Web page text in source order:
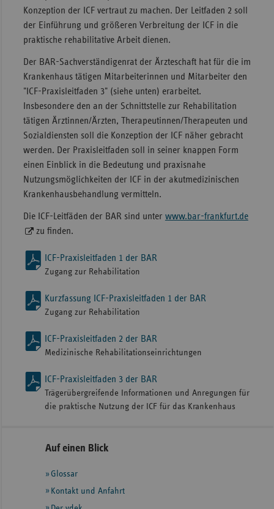
Konzeption der ICF vertraut zu machen. Der Leitfaden 2 soll
der Einführung und größeren Verbreitung der ICF in die
praktische rehabilitative Arbeit dienen.
Der BAR-Sachverständigenrat der Ärzteschaft hat für die im
Krankenhaus tätigen Mitarbeiterinnen und Mitarbeiter den
"ICF-Praxisleitfaden 3" (siehe unten) erarbeitet.
Insbesondere den an der Schnittstelle zur Rehabilitation
tätigen Ärztinnen/Ärzten, Therapeutinnen/Therapeuten und
Sozialdiensten soll die Konzeption der ICF näher gebracht
werden. Der Praxisleitfaden soll in seiner knappen Form
einen Einblick in die Bedeutung und praxisnahe
Nutzungsmöglichkeiten der ICF in der akutmedizinischen
Krankenhausbehandlung vermitteln.
Die ICF-Leitfäden der BAR sind unter www.bar-frankfurt.de
zu finden.
ICF-Praxisleitfaden 1 der BAR
Zugang zur Rehabilitation
Kurzfassung ICF-Praxisleitfaden 1 der BAR
Zugang zur Rehabilitation
ICF-Praxisleitfaden 2 der BAR
Medizinische Rehabilitationseinrichtungen
ICF-Praxisleitfaden 3 der BAR
Trägerübergreifende Informationen und Anregungen für
die praktische Nutzung der ICF für das Krankenhaus
Seitennavigation
Seitenleiste
weiteren
Informationen
Auf einen Blick
Glossar
Kontakt und Anfahrt